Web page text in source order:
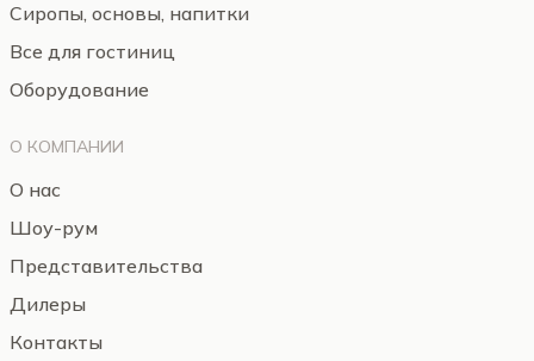
Сиропы, основы, напитки
Все для гостиниц
Оборудование
О КОМПАНИИ
О нас
Шоу-рум
Представительства
Дилеры
Контакты